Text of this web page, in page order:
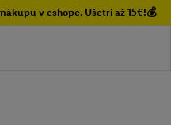
v eshope. Ušetri až 15€!💰